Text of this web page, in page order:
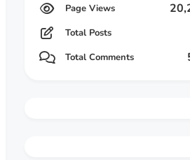
Total Posts
Total Comments